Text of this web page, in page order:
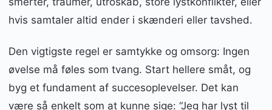
hvis samtaler altid ender i skænderi eller tavshed.
Den vigtigste regel er samtykke og omsorg: Ingen
øvelse må føles som tvang. Start hellere småt, og
byg et fundament af succesoplevelser. Det kan
være så enkelt som at kunne sige: “Jeg har lyst til